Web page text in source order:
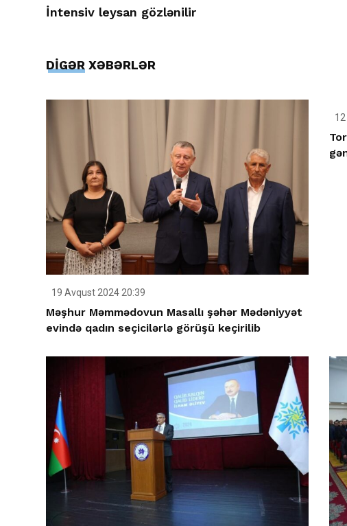
İntensiv leysan gözlənilir
DİGƏR XƏBƏRLƏR
19 Avqust 2024 20:39
Məşhur Məmmədovun Masallı şəhər Mədəniyyət
evində qadın seçicilərlə görüşü keçirilib